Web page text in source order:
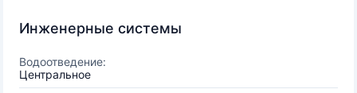
Инженерные системы
Водоотведение:
Центральное